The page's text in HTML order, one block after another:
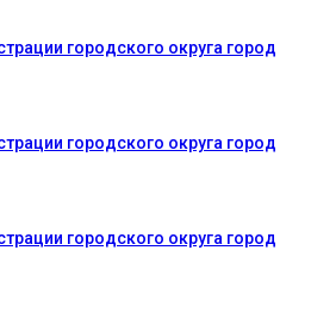
городского округа город
городского округа город
городского округа город